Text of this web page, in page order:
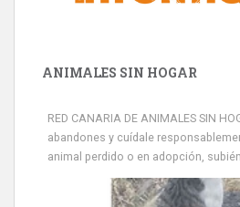
ANIMALES SIN HOGAR
RED CANARIA DE ANIMALES SIN
abandones y cuídale
animal perdido o en adopción,
» Míralo en todos los navegadores y en
o en todas las redes sociales c...